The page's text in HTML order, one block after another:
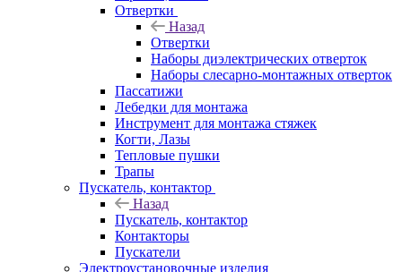
Отвертки
Назад
Отвертки
Наборы диэлектрических отверток
Наборы слесарно-монтажных отверток
Пассатижи
Лебедки для монтажа
Инструмент для монтажа стяжек
Когти, Лазы
Тепловые пушки
Трапы
Пускатель, контактор
Назад
Пускатель, контактор
Контакторы
Пускатели
Электроустановочные изделия